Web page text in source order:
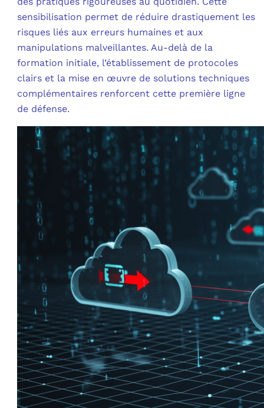
sensibilisation permet de réduire drastiquement les
risques liés aux erreurs humaines et aux
manipulations malveillantes. Au-delà de la
formation initiale, l’établissement de protocoles
clairs et la mise en œuvre de solutions techniques
complémentaires renforcent cette première ligne
de défense.